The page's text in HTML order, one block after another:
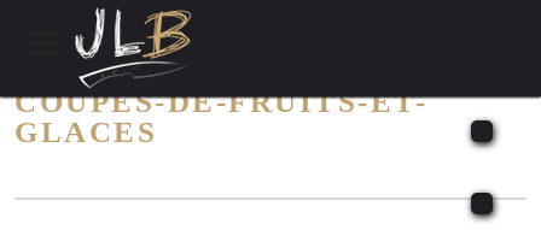
COUPES-DE-FRUITS-ET-
GLACES